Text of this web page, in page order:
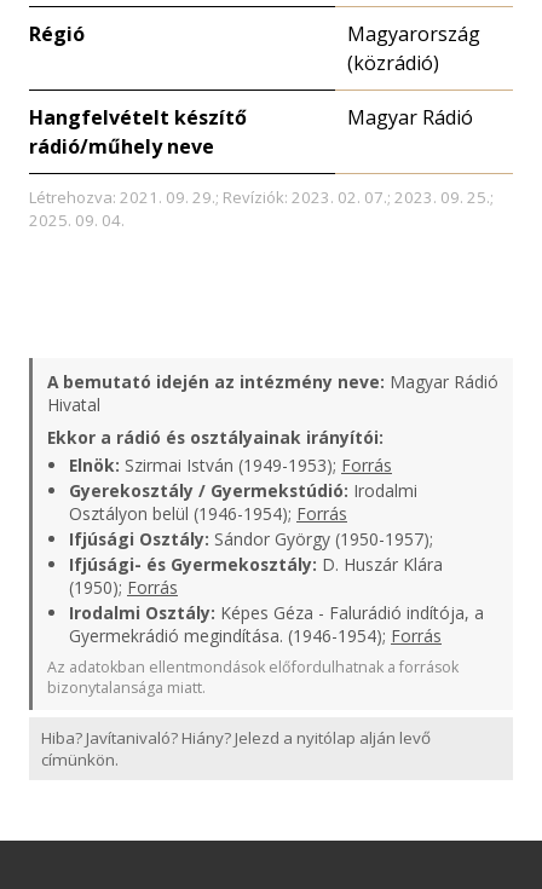
Régió
Magyarország
(közrádió)
Hangfelvételt készítő
rádió/műhely neve
Magyar Rádió
Létrehozva: 2021. 09. 29.; Revíziók: 2023. 02. 07.; 2023. 09. 25.;
2025. 09. 04.
A bemutató idején az intézmény neve: Magyar Rádió
Hivatal
Ekkor a rádió és osztályainak irányítói:
Elnök: Szirmai István (1949-1953); Forrás
Gyerekosztály / Gyermekstúdió: Irodalmi
Osztályon belül (1946-1954); Forrás
Ifjúsági Osztály: Sándor György (1950-1957);
Ifjúsági- és Gyermekosztály: D. Huszár Klára
(1950); Forrás
Irodalmi Osztály: Képes Géza - Falurádió indítója, a
Gyermekrádió megindítása. (1946-1954); Forrás
Az adatokban ellentmondások előfordulhatnak a források
bizonytalansága miatt.
Hiba? Javítanivaló? Hiány? Jelezd a nyitólap alján levő
címünkön.